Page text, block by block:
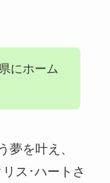
にホーム
夢を叶え、
ス･ハートさ